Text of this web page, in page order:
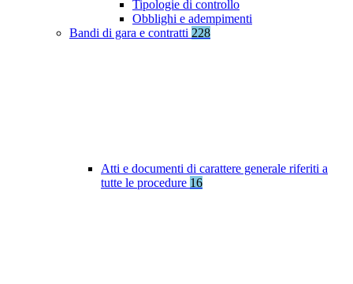
Tipologie di controllo
Obblighi e adempimenti
Bandi di gara e contratti 228
Atti e documenti di carattere generale riferiti a
tutte le procedure 16